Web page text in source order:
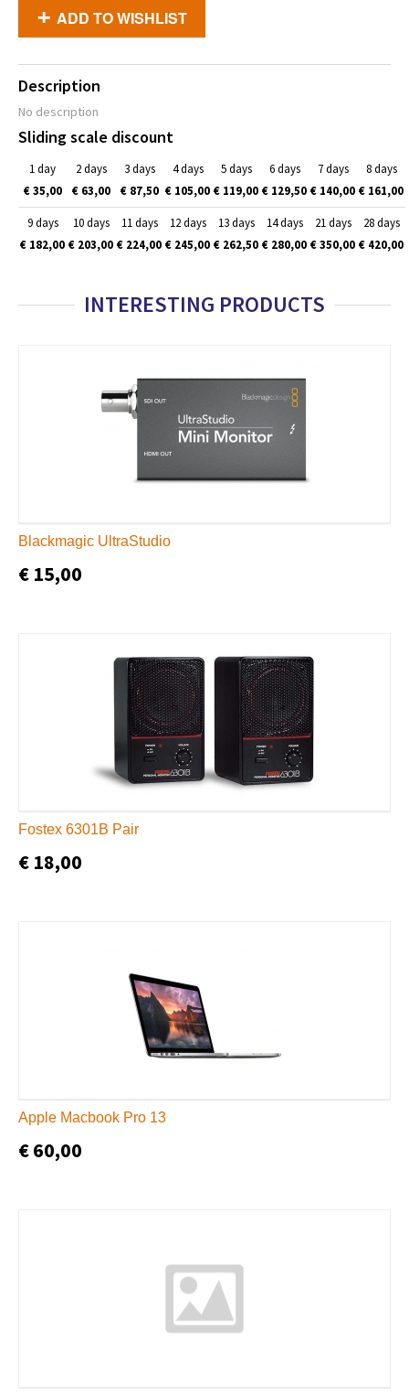
ADD TO WISHLIST
Description
No description
Sliding scale discount
1 day
€ 35,00
2 days
€ 63,00
3 days
€ 87,50
4 days
€ 105,00
5 days
€ 119,00
6 days
€ 129,50
7 days
€ 140,00
8 days
€ 161,00
9 days
€ 182,00
10 days
€ 203,00
11 days
€ 224,00
12 days
€ 245,00
13 days
€ 262,50
14 days
€ 280,00
21 days
€ 350,00
28 days
€ 420,00
INTERESTING PRODUCTS
Blackmagic UltraStudio
€ 15,00
Fostex 6301B Pair
€ 18,00
Apple Macbook Pro 13
€ 60,00